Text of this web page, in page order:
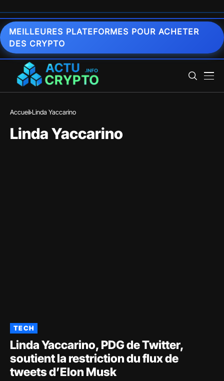
MEILLEURES PLATEFORMES POUR ACHETER
DES CRYPTO
Accueil Linda Yaccarino
Linda Yaccarino
TECH
Linda Yaccarino, PDG de Twitter,
soutient la restriction du flux de
tweets d’Elon Musk